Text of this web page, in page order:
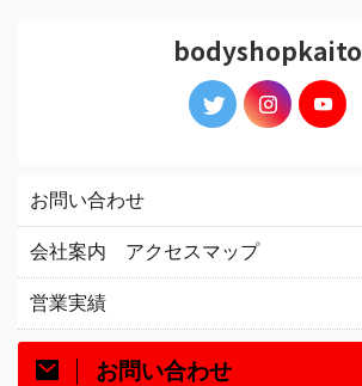
bodyshopkaito
お問い合わせ
会社案内 アクセスマップ
営業実績
お問い合わせ